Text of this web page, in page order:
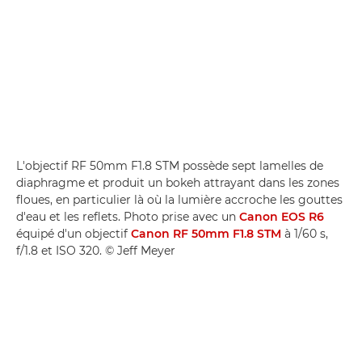
L'objectif RF 50mm F1.8 STM possède sept lamelles de
diaphragme et produit un bokeh attrayant dans les zones
floues, en particulier là où la lumière accroche les gouttes
d'eau et les reflets. Photo prise avec un Canon EOS R6
équipé d'un objectif Canon RF 50mm F1.8 STM à 1/60 s,
f/1.8 et ISO 320. © Jeff Meyer